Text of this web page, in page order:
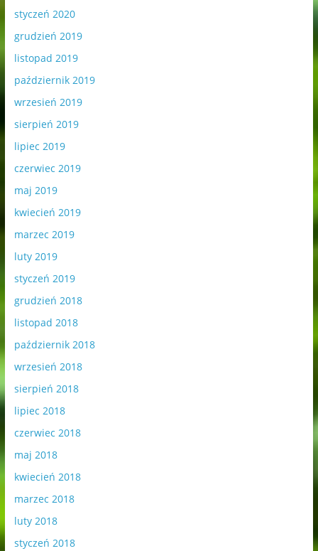
styczeń 2020
grudzień 2019
listopad 2019
październik 2019
wrzesień 2019
sierpień 2019
lipiec 2019
czerwiec 2019
maj 2019
kwiecień 2019
marzec 2019
luty 2019
styczeń 2019
grudzień 2018
listopad 2018
październik 2018
wrzesień 2018
sierpień 2018
lipiec 2018
czerwiec 2018
maj 2018
kwiecień 2018
marzec 2018
luty 2018
styczeń 2018